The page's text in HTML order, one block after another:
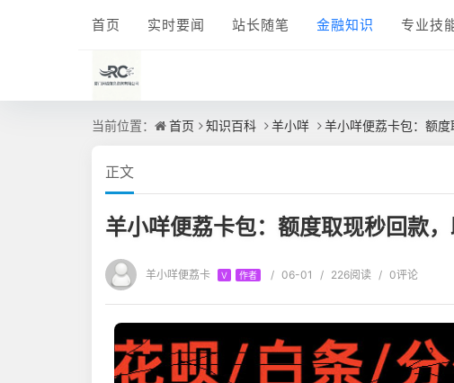
首页 实时要闻 站长随笔 金融知识 专业技
当前位置： 首页 知识百科 羊小咩 羊小咩便荔卡包：额
正文
羊小咩便荔卡包：额度取现秒回款
羊小咩便荔卡 V 作者 / 06-01 / 226阅读 / 0评论